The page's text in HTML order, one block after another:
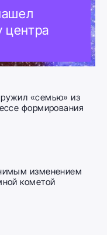
центра
«семью» из
формирования
изменением
кометой